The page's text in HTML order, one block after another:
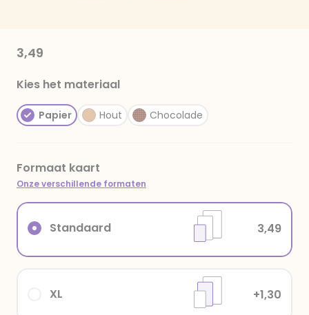
3,49
Kies het materiaal
Papier Hout Chocolade
Formaat kaart
Onze verschillende formaten
XL +1,30
Standaard 3,49